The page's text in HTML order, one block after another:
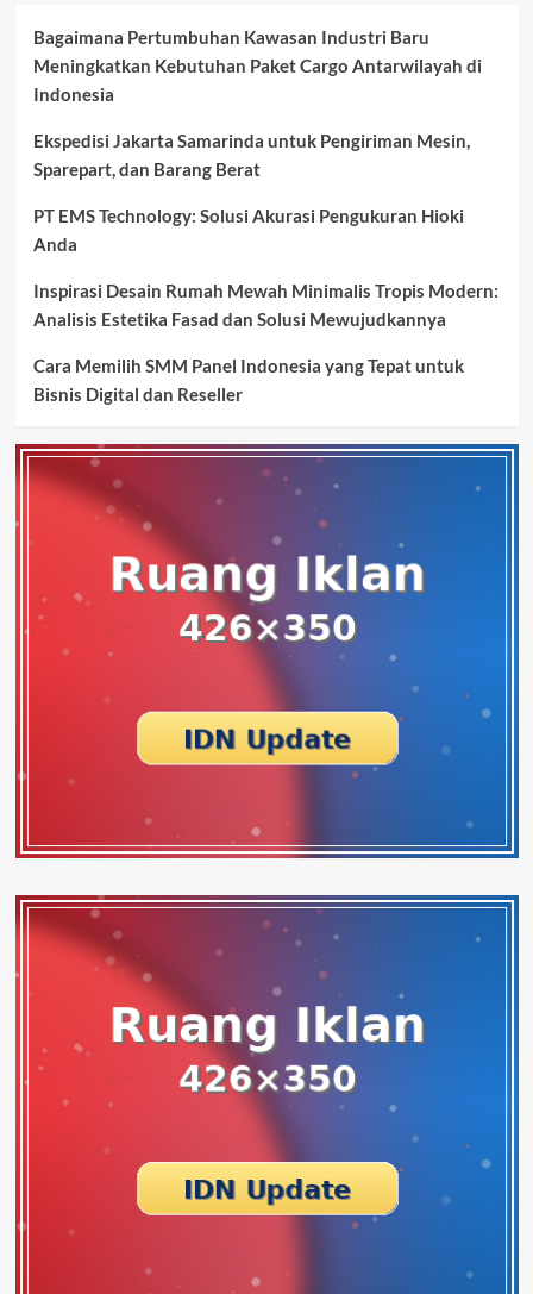
Bagaimana Pertumbuhan Kawasan Industri Baru
Meningkatkan Kebutuhan Paket Cargo Antarwilayah di
Indonesia
Ekspedisi Jakarta Samarinda untuk Pengiriman Mesin,
Sparepart, dan Barang Berat
PT EMS Technology: Solusi Akurasi Pengukuran Hioki
Anda
Inspirasi Desain Rumah Mewah Minimalis Tropis Modern:
Analisis Estetika Fasad dan Solusi Mewujudkannya
Cara Memilih SMM Panel Indonesia yang Tepat untuk
Bisnis Digital dan Reseller